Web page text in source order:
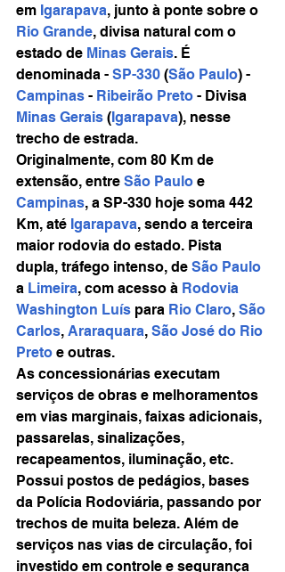
em Igarapava, junto à ponte sobre o
Rio Grande, divisa natural com o
estado de Minas Gerais. É
denominada - SP-330 (São Paulo) -
Campinas - Ribeirão Preto - Divisa
Minas Gerais (Igarapava), nesse
trecho de estrada.
Originalmente, com 80 Km de
extensão, entre São Paulo e
Campinas, a SP-330 hoje soma 442
Km, até Igarapava, sendo a terceira
maior rodovia do estado. Pista
dupla, tráfego intenso, de São Paulo
a Limeira, com acesso à Rodovia
Washington Luís para Rio Claro, São
Carlos, Araraquara, São José do Rio
Preto e outras.
As concessionárias executam
serviços de obras e melhoramentos
em vias marginais, faixas adicionais,
passarelas, sinalizações,
recapeamentos, iluminação, etc.
Possui postos de pedágios, bases
da Polícia Rodoviária, passando por
trechos de muita beleza. Além de
serviços nas vias de circulação, foi
investido em controle e segurança